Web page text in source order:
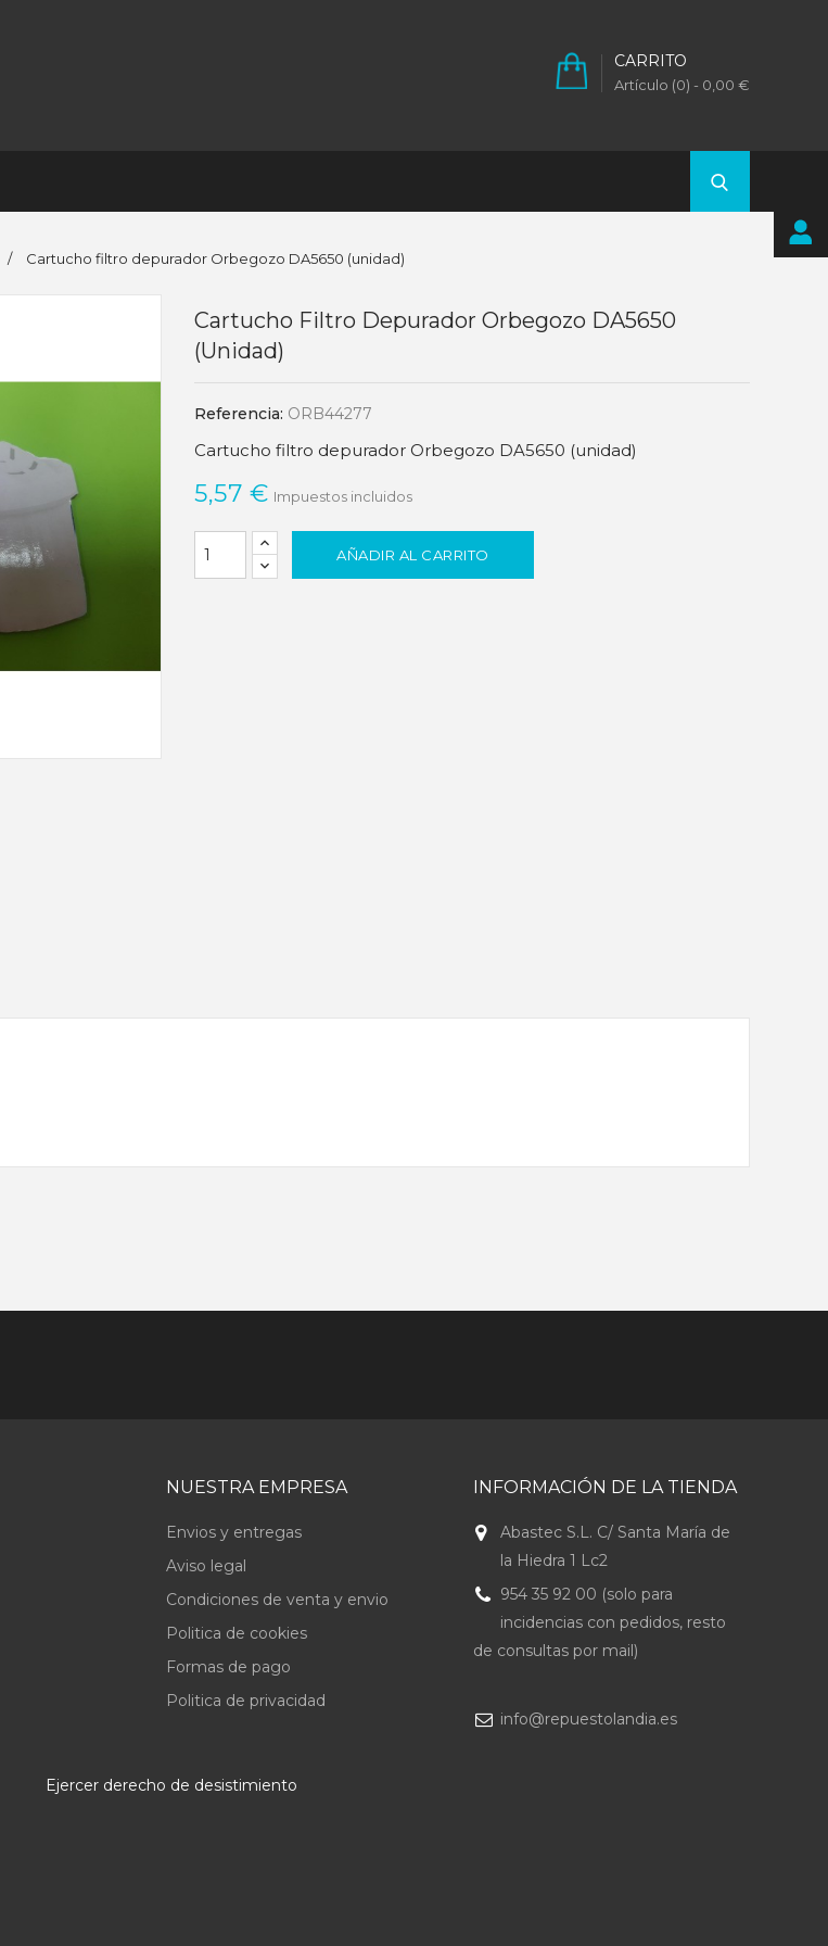
CARRITO
Artículo (0) - 0,00 €
Cartucho filtro depurador Orbegozo DA5650 (unidad)
Cartucho Filtro Depurador Orbegozo DA5650
(unidad)
Referencia: ORB44277
Cartucho filtro depurador Orbegozo DA5650 (unidad)
5,57 € Impuestos incluidos
AÑADIR AL CARRITO
NUESTRA EMPRESA
Envios y entregas
Aviso legal
Condiciones de venta y envio
Politica de cookies
Formas de pago
Politica de privacidad
INFORMACIÓN DE LA TIENDA
Abastec S.L. C/ Santa María de
la Hiedra 1 Lc2
954 35 92 00 (solo para
incidencias con pedidos, resto
de consultas por mail)
info@repuestolandia.es
Ejercer derecho de desistimiento